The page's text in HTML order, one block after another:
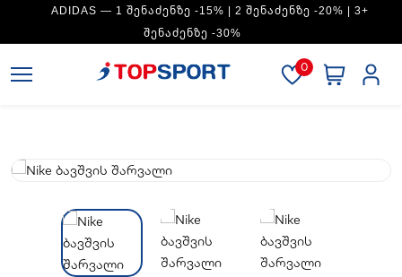
ADIDAS — 1 ᲨᲔᲜᲐᲫᲔᲜᲖᲔ -15% | 2 ᲨᲔᲜᲐᲫᲔᲜᲖᲔ -20% | 3+
ᲨᲔᲜᲐᲫᲔᲜᲖᲔ -30%
0